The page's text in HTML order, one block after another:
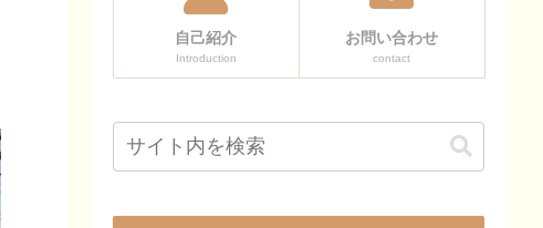
自己紹介
Introduction
お問い合わせ
contact